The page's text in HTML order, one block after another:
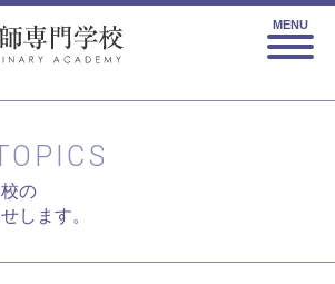
MENU
の
します。